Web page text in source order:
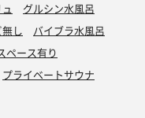
グルシン水風呂
し
バイブラ水風呂
ペース有り
プライベートサウナ